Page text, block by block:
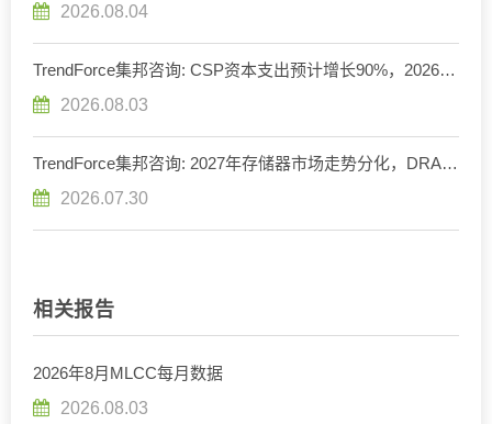
2026.08.04
TrendForce集邦咨询: CSP资本支出预计增长90%，2026年
2026.08.03
TrendForce集邦咨询: 2027年存储器市场走势分化，DRAM
2026.07.30
相关报告
2026年8月MLCC每月数据
2026.08.03